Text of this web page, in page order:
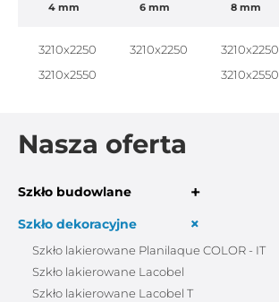
Nasza oferta
Szkło budowlane +
Szkło dekoracyjne +
Szkło lakierowane Planilaque COLOR - IT
Szkło lakierowane Lacobel
Szkło lakierowane Lacobel T
4 mm
3210x2250
3210x2550
6 mm
3210x2250
8 mm
3210x2250
3210x2550